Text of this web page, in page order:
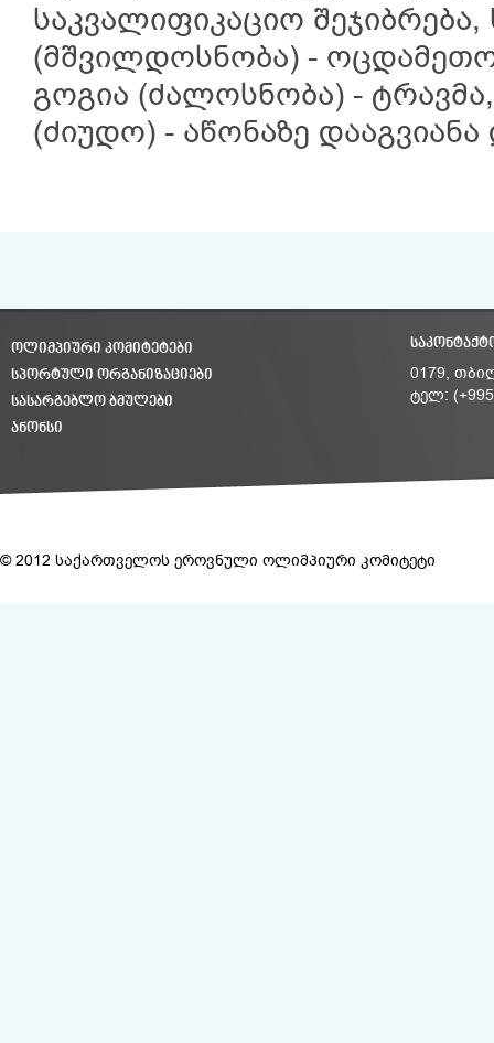
საკვალიფიკაციო
(მშვილდოსნობა) -
გოგია (ძალოსნობა) -
(ძიუდო) - აწონაზე
ᲝᲚᲘᲛᲞᲘᲣᲠᲘ ᲙᲝᲛᲘᲢᲔᲢᲔᲑᲘ
ᲡᲞᲝᲠᲢᲣᲚᲘ ᲝᲠᲒᲐᲜᲘᲖᲐᲪᲘᲔᲑᲘ
ᲡᲐᲡᲐᲠᲒᲔᲑᲚᲝ ᲑᲛᲣᲚᲔᲑᲘ
ᲐᲜᲝᲜᲡᲘ
0179,
ტელ: (+995
© 2012 საქართველოს ეროვნული ოლიმპიური კომიტეტი